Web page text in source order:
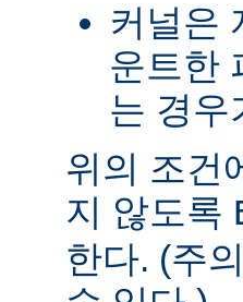
커널은
운트한
는 경우
위의 조건
지 않도록
한다. (주